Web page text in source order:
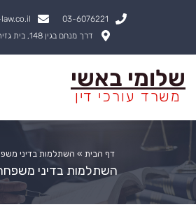
03-6076221
דרך מנחם בגין 148, בית גזית, תל אביב
שלומי באשי
משרד עורכי דין
דף הבית » השתלמות בדיני
השתלמות בדיני